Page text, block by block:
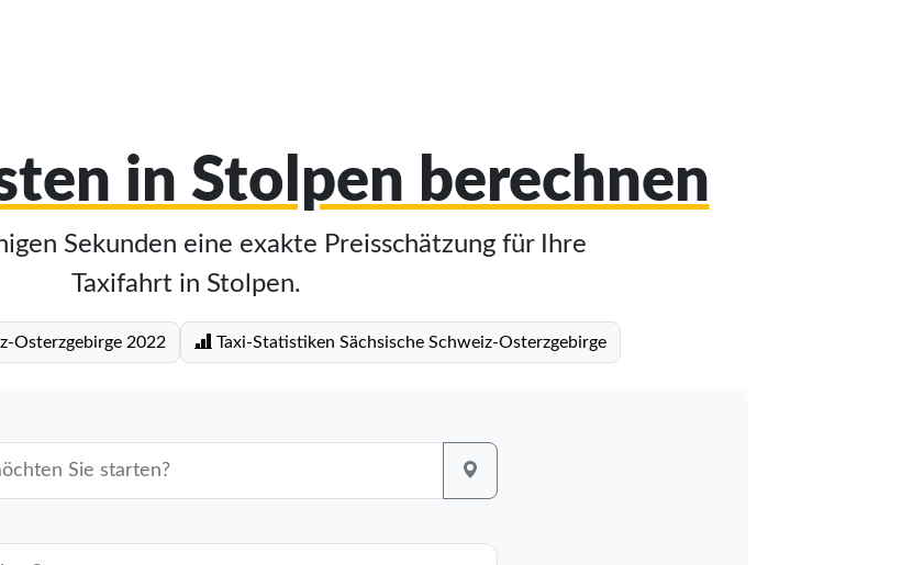
in Stolpen berechnen
Sekunden eine exakte Preisschätzung für Ihre
Taxifahrt in Stolpen.
Osterzgebirge 2022 Taxi-Statistiken Sächsische Schweiz-Osterzgebirge